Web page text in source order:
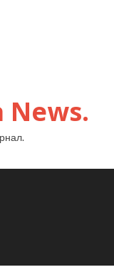
News.